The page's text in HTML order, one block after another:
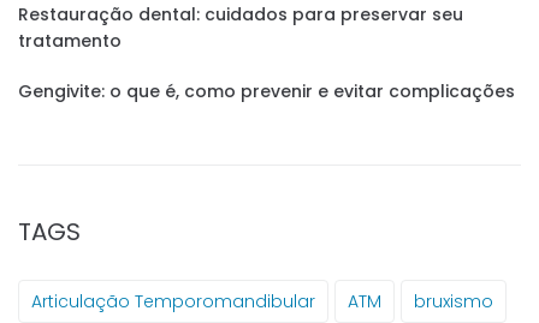
Restauração dental: cuidados para preservar seu
tratamento
Gengivite: o que é, como prevenir e evitar complicações
TAGS
Articulação Temporomandibular ATM bruxismo